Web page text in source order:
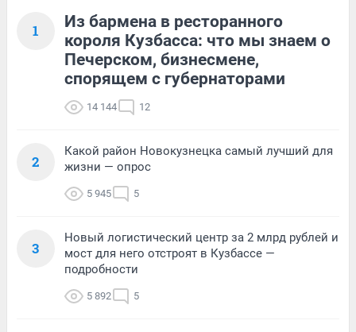
1
Из бармена в ресторанного
короля Кузбасса: что мы знаем о
Печерском, бизнесмене,
спорящем с губернаторами
14 144 12
2
Какой район Новокузнецка самый лучший для
жизни — опрос
5 945 5
3
Новый логистический центр за 2 млрд рублей и
мост для него отстроят в Кузбассе —
подробности
5 892 5